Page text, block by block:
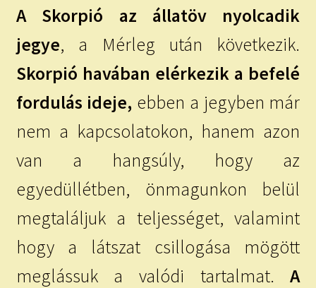
A Skorpió az állatöv nyolcadik
jegye, a Mérleg után következik.
Skorpió havában elérkezik a befelé
fordulás ideje, ebben a jegyben már
nem a kapcsolatokon, hanem azon
van a hangsúly, hogy az
egyedüllétben, önmagunkon belül
megtaláljuk a teljességet, valamint
hogy a látszat csillogása mögött
meglássuk a valódi tartalmat.A